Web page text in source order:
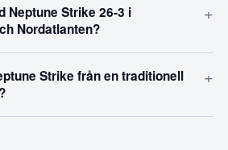
Neptune Strike 26-3 i
Nordatlanten?
+
Strike från en traditionell
+